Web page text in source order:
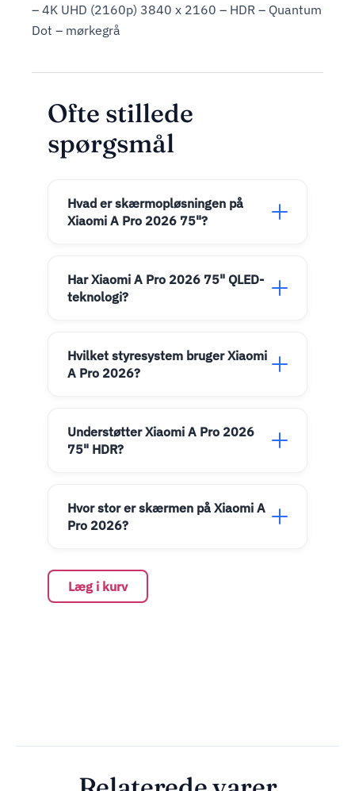
– 4K UHD (2160p) 3840 x 2160 – HDR – Quantum
Dot – mørkegrå
Ofte stillede
spørgsmål
Hvad er skærmopløsningen på
Xiaomi A Pro 2026 75"?
Har Xiaomi A Pro 2026 75" QLED-
teknologi?
Hvilket styresystem bruger Xiaomi
A Pro 2026?
Understøtter Xiaomi A Pro 2026
75" HDR?
Hvor stor er skærmen på Xiaomi A
Pro 2026?
Læg i kurv